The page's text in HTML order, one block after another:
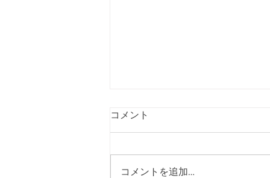
コメント
コメントを追加…